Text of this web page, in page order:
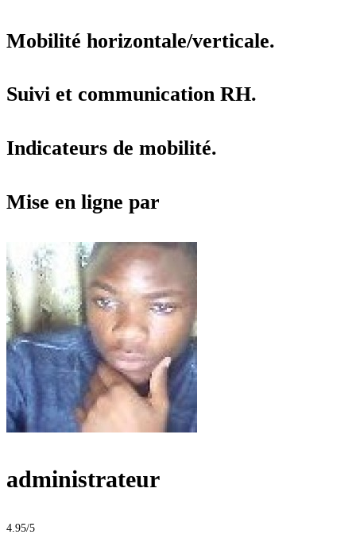
Mobilité horizontale/verticale.
Suivi et communication RH.
Indicateurs de mobilité.
Mise en ligne par
administrateur
4.95/5